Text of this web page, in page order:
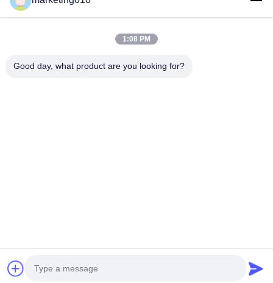
Pompa di fango BW-450 per pozzo d'acqua della costruzione,
di perforazione del fondamento o esplorazione
cilindro di orizzontale tre della pompa di fango BW320 che
1:08 PM
Good day, what product are you looking for?